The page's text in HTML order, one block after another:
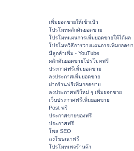
เพิ่มยอดขายให้เข้าเป้า
โปรโมทผลักดันยอดขาย
โปรโมทแผนการเพิ่มยอดขายให้ได้ผล
โปรโมทวิธีการวางแผนการเพิ่มยอดข
มีลูกค้าเพิ่ม - YouTube
ผลักดันยอดขายโปรโมทฟรี
ประกาศฟรีเพิ่มยอดขาย
ลงประกาศเพิ่มยอดขาย
ฝากร้านฟรีเพิ่มยอดขาย
ลงประกาศฟรีใหม่ ๆ เพิ่มยอดขาย
เว็บประกาศฟรีเพิ่มยอดขาย
Post ฟรี
ประกาศขายของฟรี
ประกาศฟรี
โพส SEO
ลงโฆษณาฟรี
โปรโมทเพจร้านค้า